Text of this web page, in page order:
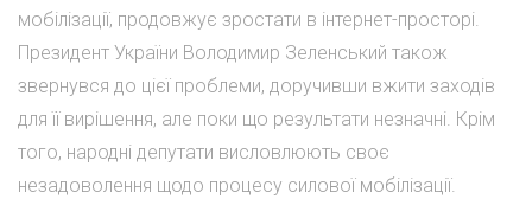
мобілізації, продовжує зростати в інтернет-просторі.
Президент України Володимир Зеленський також
звернувся до цієї проблеми, доручивши вжити заходів
для її вирішення, але поки що результати незначні. Крім
того, народні депутати висловлюють своє
незадоволення щодо процесу силової мобілізації.